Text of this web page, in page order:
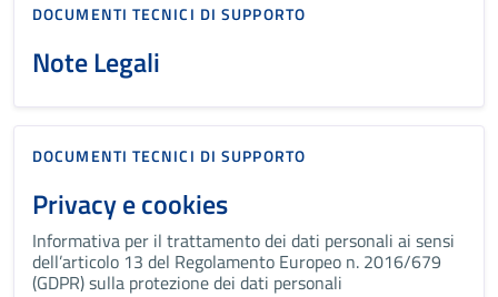
DOCUMENTI TECNICI DI SUPPORTO
Note Legali
DOCUMENTI TECNICI DI SUPPORTO
Privacy e cookies
Informativa per il trattamento dei dati personali ai sensi
dell’articolo 13 del Regolamento Europeo n. 2016/679
(GDPR) sulla protezione dei dati personali